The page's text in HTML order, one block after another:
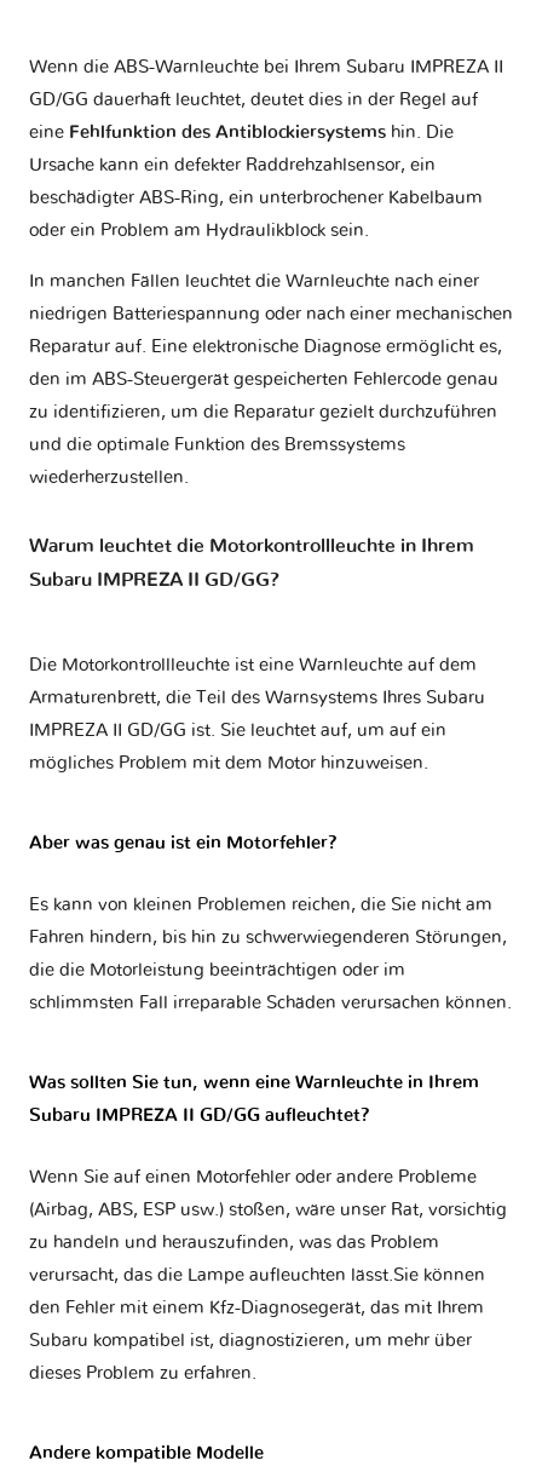
Wenn die ABS-Warnleuchte bei Ihrem Subaru IMPREZA II
GD/GG dauerhaft leuchtet, deutet dies in der Regel auf
eine Fehlfunktion des Antiblockiersystems hin. Die
Ursache kann ein defekter Raddrehzahlsensor, ein
beschädigter ABS-Ring, ein unterbrochener Kabelbaum
oder ein Problem am Hydraulikblock sein.
In manchen Fällen leuchtet die Warnleuchte nach einer
niedrigen Batteriespannung oder nach einer mechanischen
Reparatur auf. Eine elektronische Diagnose ermöglicht es,
den im ABS-Steuergerät gespeicherten Fehlercode genau
zu identifizieren, um die Reparatur gezielt durchzuführen
und die optimale Funktion des Bremssystems
wiederherzustellen.
Warum leuchtet die Motorkontrollleuchte in Ihrem
Subaru IMPREZA II GD/GG?
Die Motorkontrollleuchte ist eine Warnleuchte auf dem
Armaturenbrett, die Teil des Warnsystems Ihres Subaru
IMPREZA II GD/GG ist. Sie leuchtet auf, um auf ein
mögliches Problem mit dem Motor hinzuweisen.
Aber was genau ist ein Motorfehler?
Es kann von kleinen Problemen reichen, die Sie nicht am
Fahren hindern, bis hin zu schwerwiegenderen Störungen,
die die Motorleistung beeinträchtigen oder im
schlimmsten Fall irreparable Schäden verursachen können.
Was sollten Sie tun, wenn eine Warnleuchte in Ihrem
Subaru IMPREZA II GD/GG aufleuchtet?
Wenn Sie auf einen Motorfehler oder andere Probleme
(Airbag, ABS, ESP usw.) stoßen, wäre unser Rat, vorsichtig
zu handeln und herauszufinden, was das Problem
verursacht, das die Lampe aufleuchten lässt.Sie können
den Fehler mit einem Kfz-Diagnosegerät, das mit Ihrem
Subaru kompatibel ist, diagnostizieren, um mehr über
dieses Problem zu erfahren.
Andere kompatible Modelle